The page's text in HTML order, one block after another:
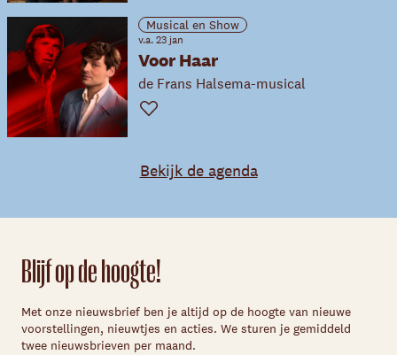
Musical en Show
v.a. 23 jan
Voor Haar
de Frans Halsema-musical
Favoriet
Bekijk de agenda
Blijf op de hoogte!
Met onze nieuwsbrief ben je altijd op de hoogte van nieuwe
voorstellingen, nieuwtjes en acties. We sturen je gemiddeld
twee nieuwsbrieven per maand.